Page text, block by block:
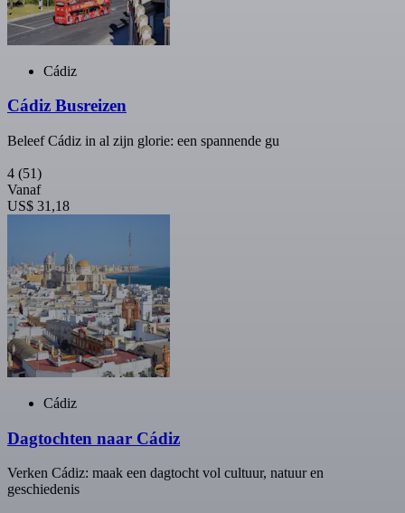
Cádiz
Cádiz Busreizen
Beleef Cádiz in al zijn glorie: een spannende gu
4 (51)
Vanaf
US$ 31,18
Cádiz
Dagtochten naar Cádiz
Verken Cádiz: maak een dagtocht vol cultuur, natuur en
geschiedenis